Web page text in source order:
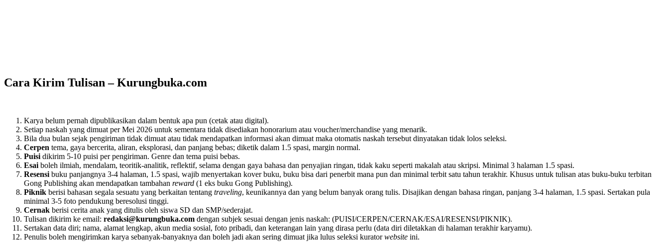
Cara Kirim Tulisan – Kurungbuka.com
Karya belum pernah dipublikasikan dalam bentuk apa pun (cetak atau digital).
Setiap naskah yang dimuat per Mei 2026 untuk sementara tidak disediakan honorarium atau voucher/merchandise yang menarik.
Bila dua bulan sejak pengiriman tidak dimuat atau tidak mendapatkan informasi akan dimuat maka otomatis naskah tersebut dinyatakan tidak lolos seleksi.
Cerpen tema, gaya bercerita, aliran, eksplorasi, dan panjang bebas; diketik dalam 1.5 spasi, margin normal.
Puisi dikirim 5-10 puisi per pengiriman. Genre dan tema puisi bebas.
Esai boleh ilmiah, mendalam, teoritik-analitik, reflektif, selama dengan gaya bahasa dan penyajian ringan, tidak kaku seperti makalah atau skripsi. Minimal 3 halaman 1.5 spasi.
Resensi buku panjangnya 3-4 halaman, 1.5 spasi, wajib menyertakan kover buku, buku bisa dari penerbit mana pun dan minimal terbit satu tahun terakhir. Khusus untuk tulisan atas buku-buku terbitan
Gong Publishing akan mendapatkan tambahan reward (1 eks buku Gong Publishing).
Piknik berisi bahasan segala sesuatu yang berkaitan tentang traveling, keunikannya dan yang belum banyak orang tulis. Disajikan dengan bahasa ringan, panjang 3-4 halaman, 1.5 spasi. Sertakan pula
minimal 3-5 foto pendukung beresolusi tinggi.
Cernak berisi cerita anak yang ditulis oleh siswa SD dan SMP/sederajat.
Tulisan dikirim ke email: redaksi@kurungbuka.com dengan subjek sesuai dengan jenis naskah: (PUISI/CERPEN/CERNAK/ESAI/RESENSI/PIKNIK).
Sertakan data diri; nama, alamat lengkap, akun media sosial, foto pribadi, dan keterangan lain yang dirasa perlu (data diri diletakkan di halaman terakhir karyamu).
Penulis boleh mengirimkan karya sebanyak-banyaknya dan boleh jadi akan sering dimuat jika lulus seleksi kuratorwebsite ini.